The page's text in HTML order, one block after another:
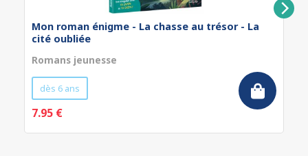
Mon roman énigme - La chasse au trésor - La
cité oubliée
Romans jeunesse
dès 6 ans
7.95 €